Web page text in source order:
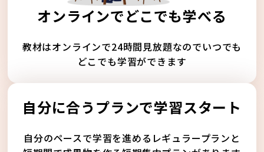
オンラインでどこでも学べる
教材はオンラインで24時間見放題なのでいつでも
どこでも学習ができます
自分に合うプランで学習スタート
自分のペースで学習を進めるレギュラープランと